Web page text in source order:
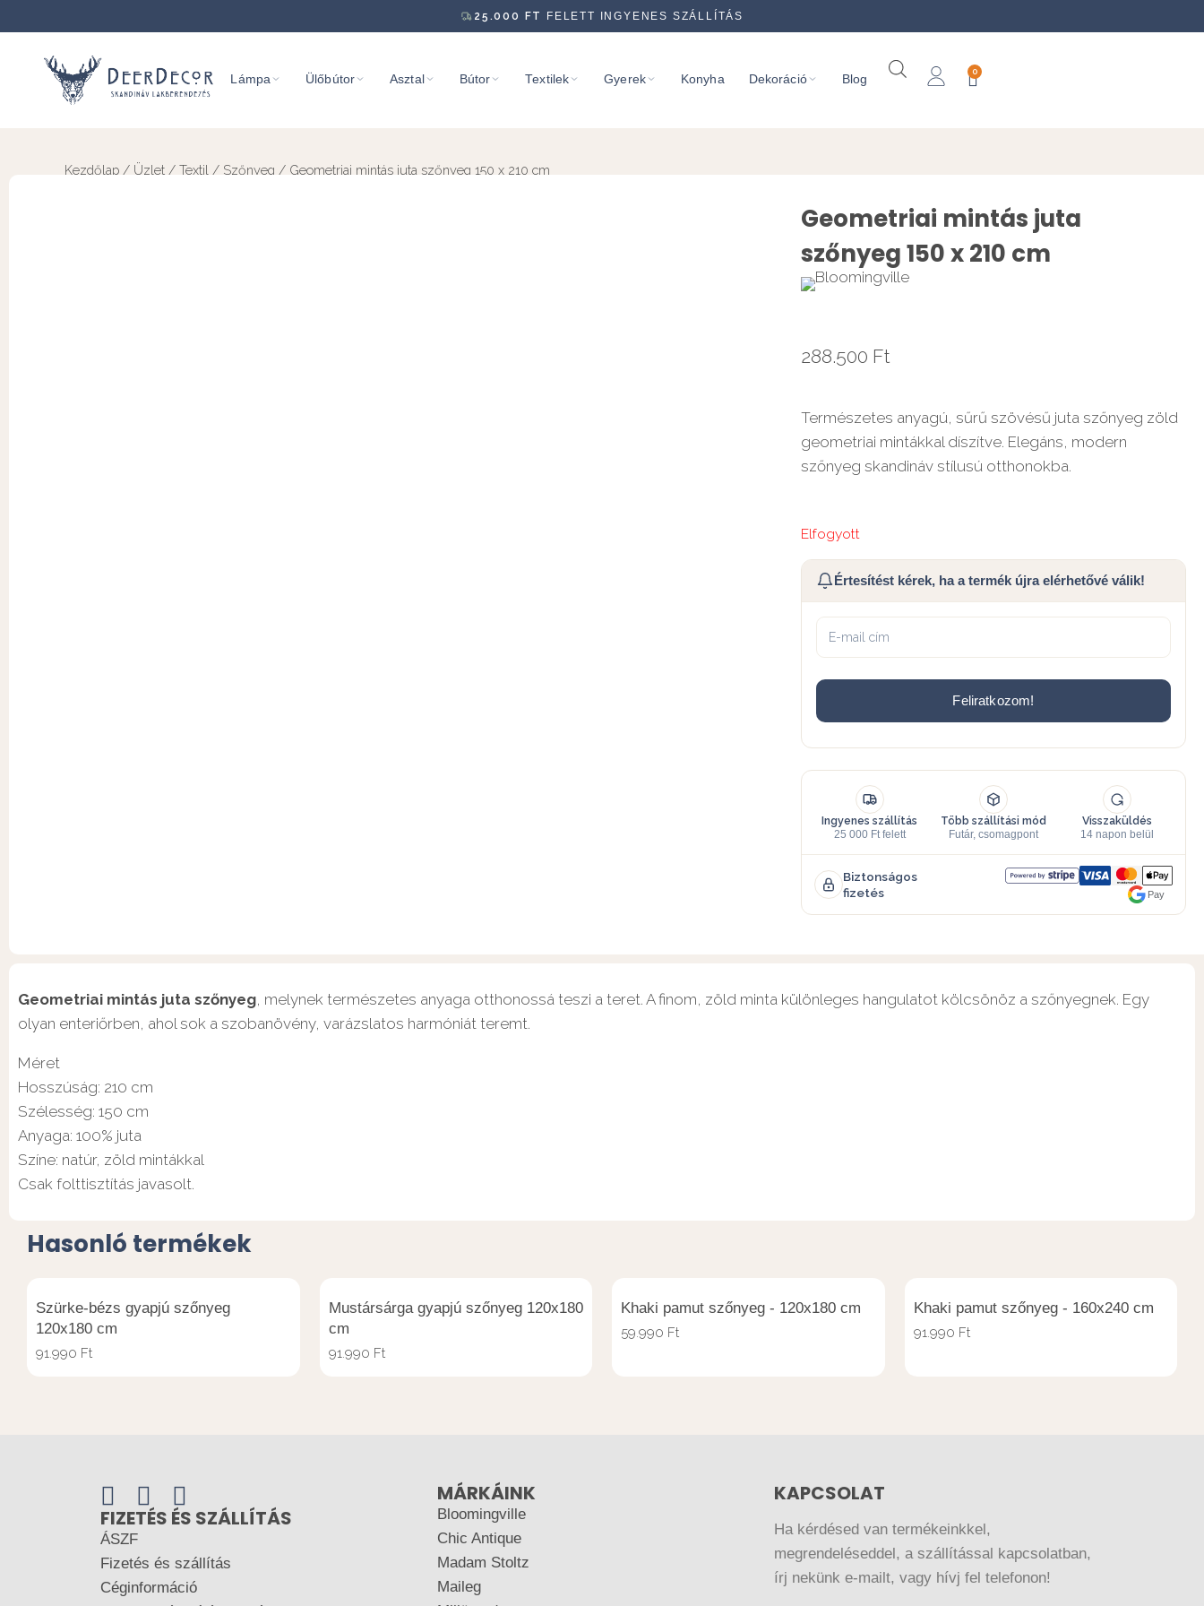
25.000 FT FELETT INGYENES SZÁLLÍTÁS
Lámpa Ülőbútor Asztal Bútor Textilek Gyerek Konyha Dekoráció Blog
0
Kezdőlap / Üzlet / Textil / Szőnyeg / Geometriai mintás juta szőnyeg 150 x 210 cm
Geometriai mintás juta
szőnyeg 150 x 210 cm
288.500 Ft
Természetes anyagú, sűrű szövésű juta szőnyeg zöld
geometriai mintákkal díszítve. Elegáns, modern
szőnyeg skandináv stílusú otthonokba.
Elfogyott
Értesítést kérek, ha a termék újra elérhetővé válik!
Feliratkozom!
Ingyenes szállítás
25 000 Ft felett
Több szállítási mód
Futár, csomagpont
Visszaküldés
14 napon belül
Biztonságos
fizetés
Pay
Geometriai mintás juta szőnyeg, melynek természetes anyaga otthonossá teszi a teret. A finom, zöld minta különleges hangulatot kölcsönöz a szőnyegnek. Egy
olyan enteriőrben, ahol sok a szobanövény, varázslatos harmóniát teremt.
Méret
Hosszúság: 210 cm
Szélesség: 150 cm
Anyaga: 100% juta
Színe: natúr, zöld mintákkal
Csak folttisztítás javasolt.
Hasonló termékek
Szürke-bézs gyapjú szőnyeg
120x180 cm
91.990 Ft
Mustársárga gyapjú szőnyeg 120x180
cm
91.990 Ft
Khaki pamut szőnyeg - 120x180 cm
59.990 Ft
Khaki pamut szőnyeg - 160x240 cm
91.990 Ft
FIZETÉS ÉS SZÁLLÍTÁS
ÁSZF
Fizetés és szállítás
Céginformáció
MÁRKÁINK
Bloomingville
Chic Antique
Madam Stoltz
Maileg
KAPCSOLAT
Ha kérdésed van termékeinkkel,
megrendeléseddel, a szállítással kapcsolatban,
írj nekünk e-mailt, vagy hívj fel telefonon!